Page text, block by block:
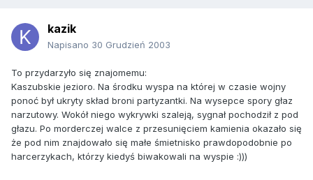
kazik
Napisano 30 Grudzień 2003
To przydarzyło się znajomemu:
Kaszubskie jezioro. Na środku wyspa na której w czasie wojny
ponoć był ukryty skład broni partyzantki. Na wysepce spory głaz
narzutowy. Wokół niego wykrywki szaleją, sygnał pochodził z pod
głazu. Po morderczej walce z przesunięciem kamienia okazało się
że pod nim znajdowało się małe śmietnisko prawdopodobnie po
harcerzykach, którzy kiedyś biwakowali na wyspie :)))